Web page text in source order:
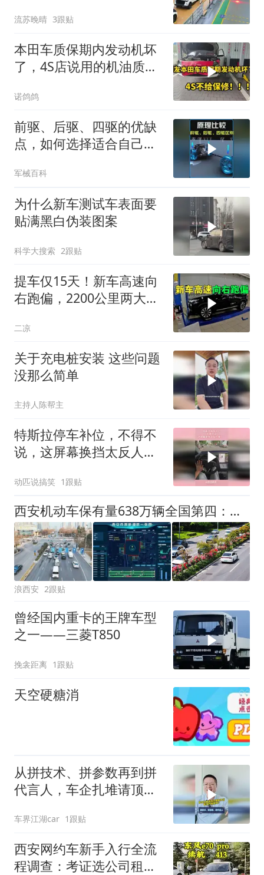
流苏晚晴 3跟贴
本田车质保期内发动机坏
了，4S店说用的机油质量
诺鸽鸽
前驱、后驱、四驱的优缺
点，如何选择适合自己的
军械百科
为什么新车测试车表面要
贴满黑白伪装图案
科学大搜索 2跟贴
提车仅15天！新车高速向
右跑偏，2200公里两大原
二凉
关于充电桩安装 这些问题
没那么简单
主持人陈帮主
特斯拉停车补位，不得不
说，这屏幕换挡太反人类
动匹说搞笑 1跟贴
西安机动车保有量638万辆全国第四：一座西部城市的车轮治理大考
浪西安 2跟贴
曾经国内重卡的王牌车型
之一——三菱T850
挽衾距离 1跟贴
天空硬糖消
从拼技术、拼参数再到拼
代言人，车企扎堆请顶流
车界江湖car 1跟贴
西安网约车新手入行全流
程调查：考证选公司租车